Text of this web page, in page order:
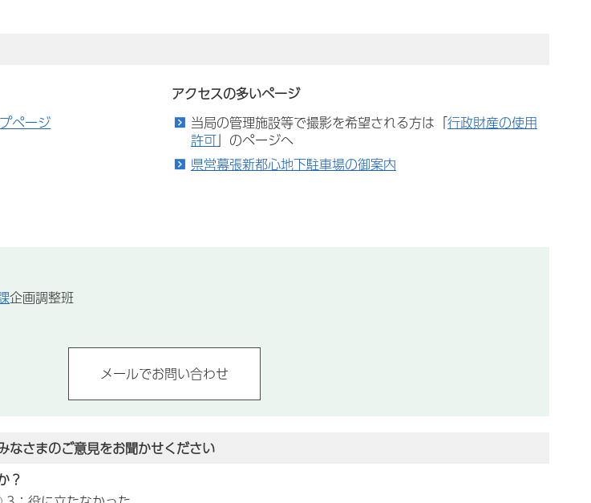
ページ
アクセスの多いページ
当局の管理施設等で撮影を希望される方は「行政財産の使用
許可」のページへ
県営幕張新都心地下駐車場の御案内
企画調整班
なさまのご意見をお聞かせください
？